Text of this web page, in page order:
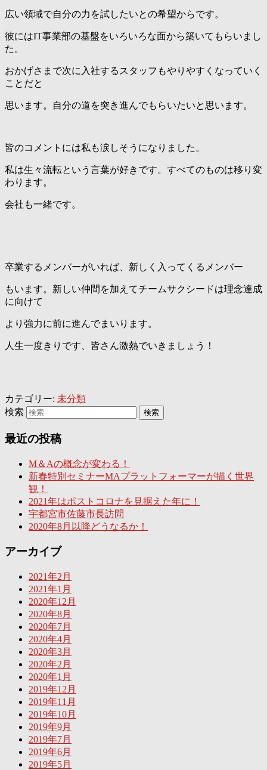
広い領域で自分の力を試したいとの希望からです。
彼にはIT事業部の基盤をいろいろな面から築いてもらいまし
た。
おかげさまで次に入社するスタッフもやりやすくなっていく
ことだと
思います。自分の道を突き進んでもらいたいと思います。
皆のコメントには私も涙しそうになりました。
私は生々流転という言葉が好きです。すべてのものは移り変
わります。
会社も一緒です。
卒業するメンバーがいれば、新しく入ってくるメンバー
もいます。新しい仲間を加えてチームサクシードは理念達成
に向けて
より強力に前に進んでまいります。
人生一度きりです、皆さん激熱でいきましょう！
カテゴリー: 未分類
検索
最近の投稿
M＆Aの概念が変わる！
新春特別セミナーMAプラットフォーマーが描く世界
観！
2021年はポストコロナを見据えた年に！
宇都宮市佐藤市長訪問
2020年8月以降どうなるか！
アーカイブ
2021年2月
2021年1月
2020年12月
2020年8月
2020年7月
2020年4月
2020年3月
2020年2月
2020年1月
2019年12月
2019年11月
2019年10月
2019年9月
2019年7月
2019年6月
2019年5月